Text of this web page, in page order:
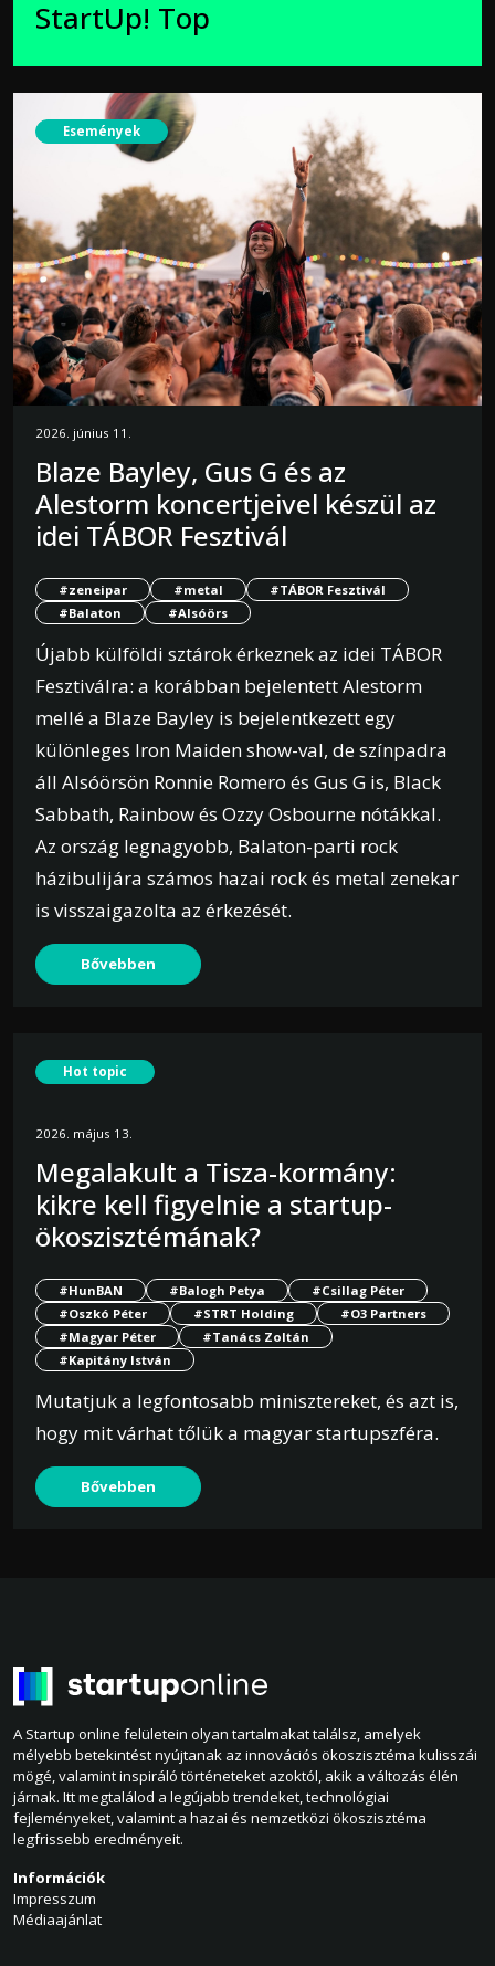
StartUp! Top
Események
2026. június 11.
Blaze Bayley, Gus G és az
Alestorm koncertjeivel készül az
idei TÁBOR Fesztivál
#zeneipar #metal
#TÁBOR Fesztivál
#Balaton
#Alsóörs
Újabb külföldi sztárok érkeznek az idei TÁBOR
Fesztiválra: a korábban bejelentett Alestorm
mellé a Blaze Bayley is bejelentkezett egy
különleges Iron Maiden show-val, de színpadra
áll Alsóörsön Ronnie Romero és Gus G is, Black
Sabbath, Rainbow és Ozzy Osbourne nótákkal.
Az ország legnagyobb, Balaton-parti rock
házibulijára számos hazai rock és metal zenekar
is visszaigazolta az érkezését.
Bővebben
Hot topic
2026. május 13.
Megalakult a Tisza-kormány:
kikre kell figyelnie a startup-
ökoszisztémának?
#HunBAN #Balogh Petya
#Csillag Péter
#Oszkó Péter
#STRT Holding
#O3 Partners
#Magyar Péter
#Tanács Zoltán
#Kapitány István
Mutatjuk a legfontosabb minisztereket, és azt is,
hogy mit várhat tőlük a magyar startupszféra.
Bővebben
A Startup online felületein olyan tartalmakat találsz, amelyek
mélyebb betekintést nyújtanak az innovációs ökoszisztéma kulisszái
mögé, valamint inspiráló történeteket azoktól, akik a változás élén
járnak. Itt megtalálod a legújabb trendeket, technológiai
fejleményeket, valamint a hazai és nemzetközi ökoszisztéma
legfrissebb eredményeit.
Információk
Impresszum
Médiaajánlat